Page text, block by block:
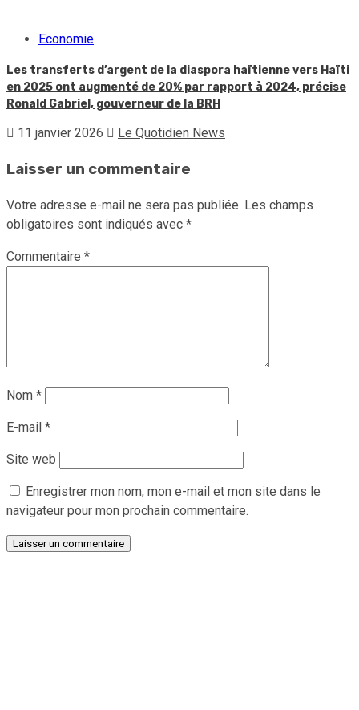
Economie
Les transferts d’argent de la diaspora haïtienne vers Haïti
en 2025 ont augmenté de 20% par rapport à 2024, précise
Ronald Gabriel, gouverneur de la BRH
11 janvier 2026 Le Quotidien News
Laisser un commentaire
Votre adresse e-mail ne sera pas publiée. Les champs
obligatoires sont indiqués avec *
Commentaire *
Nom *
E-mail *
Site web
Enregistrer mon nom, mon e-mail et mon site dans le
navigateur pour mon prochain commentaire.